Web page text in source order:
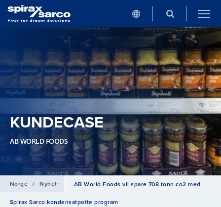
KUNDECASE
AB WORLD FOODS
Norge / Nyheter
AB World Foods vil spare 708 tonn co2 med
Spirax Sarco kondensatpotte program